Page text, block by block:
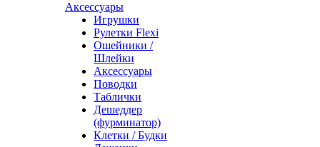
Аксессуары
Игрушки
Рулетки Flexi
Ошейники /
Шлейки
Аксессуары
Поводки
Таблички
Дешеддер
(фурминатор)
Клетки / Будки